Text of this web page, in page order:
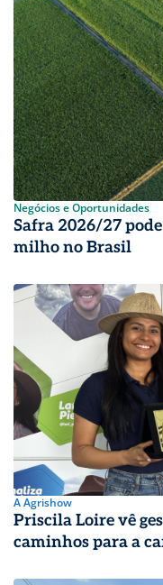
Negócios e Oportunidades
Safra 2026/27
milho no Brasil
A Agrishow
Priscila Loire vê
caminhos para a